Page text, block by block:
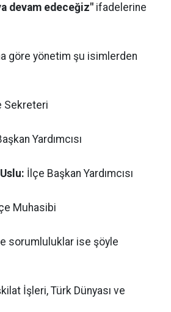
devam edeceğiz" ifadelerine
göre yönetim şu isimlerden
Sekreteri
Yardımcısı
İlçe Başkan Yardımcısı
Muhasibi
sorumluluklar ise şöyle
İşleri, Türk Dünyası ve